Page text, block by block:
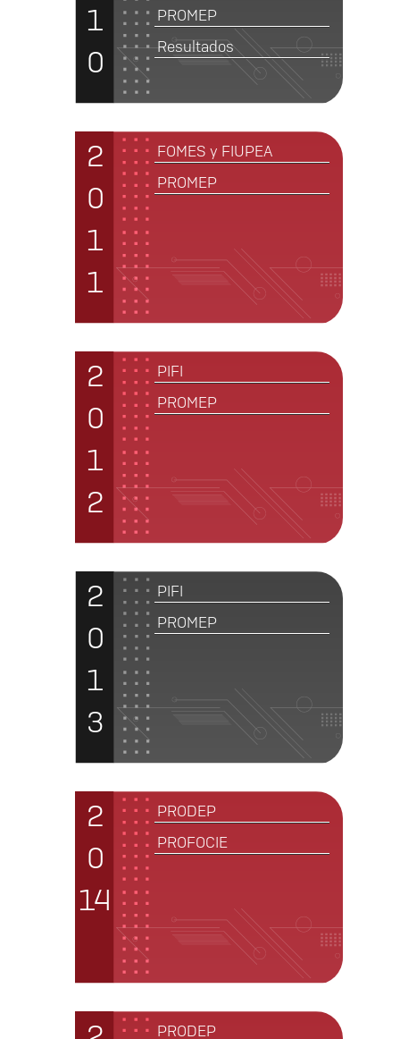
1
0
PROMEP
Resultados
2
0
1
1
FOMES y FIUPEA
PROMEP
2
0
1
2
PIFI
PROMEP
2
0
1
3
PIFI
PROMEP
2
0
14
PRODEP
PROFOCIE
PRODEP